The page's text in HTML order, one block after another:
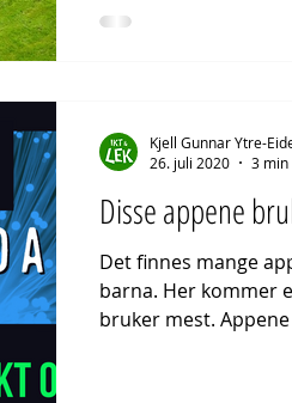
Disse appene
Det finnes mange
barna. Her kommer
bruker mest.
Kjell Gunnar Ytre-
26. juli 2020
3 min